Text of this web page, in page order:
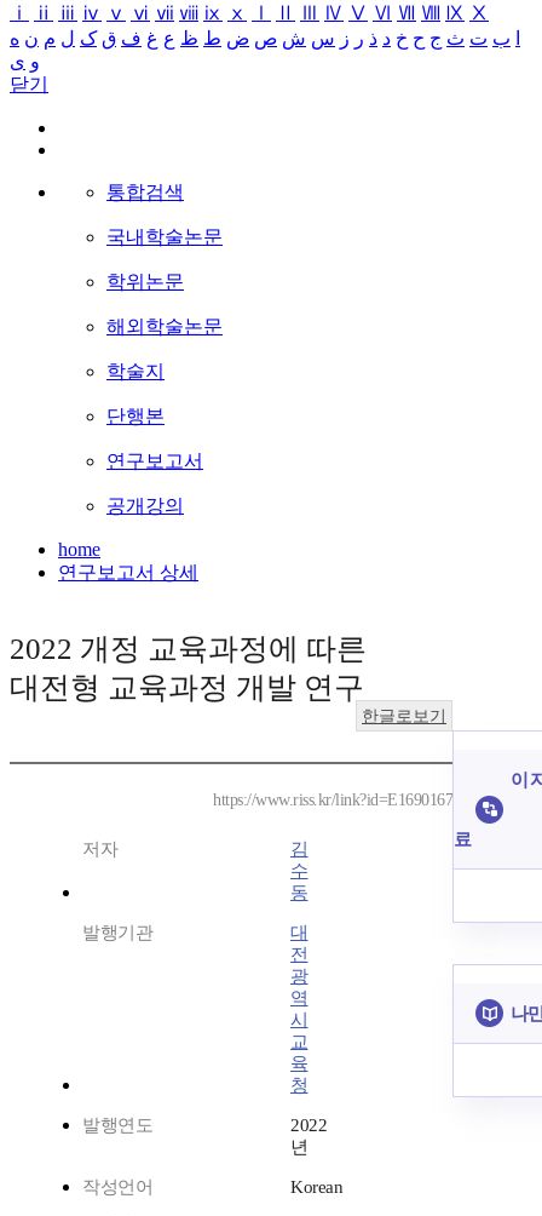
ⅰ
ⅱ ⅲ ⅳ ⅴ ⅵ ⅶ ⅷ ⅸ ⅹ Ⅳ Ⅴ Ⅵ Ⅶ Ⅷ Ⅸ Ⅹ
ب ت ث ج ح خ د ذ ر ز س ش ص ض ط ظ ع غ ف ق ک ل م ن ه
و ی
닫기
통합검색
국내학술논문
학위논문
해외학술논문
학술지
단행본
연구보고서
공개강의
home
연구보고서 상세
2022 개정 교육과정에 따른
대전형 교육과정 개발 연구
한글로보기
https://www.riss.kr/link?id=E1690167
저자
김
수
동
발행기관
대
전
광
역
시
교
육
청
발행연도
2022
년
작성언어 Korean
이
료
나